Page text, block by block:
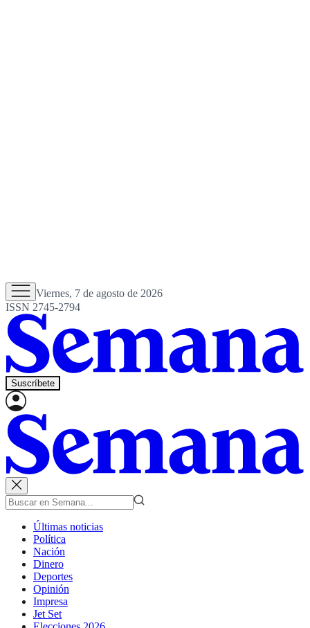
Viernes, 7 de agosto de 2026
ISSN 2745-2794
Suscríbete
Últimas noticias
Política
Nación
Dinero
Deportes
Opinión
Impresa
Jet Set